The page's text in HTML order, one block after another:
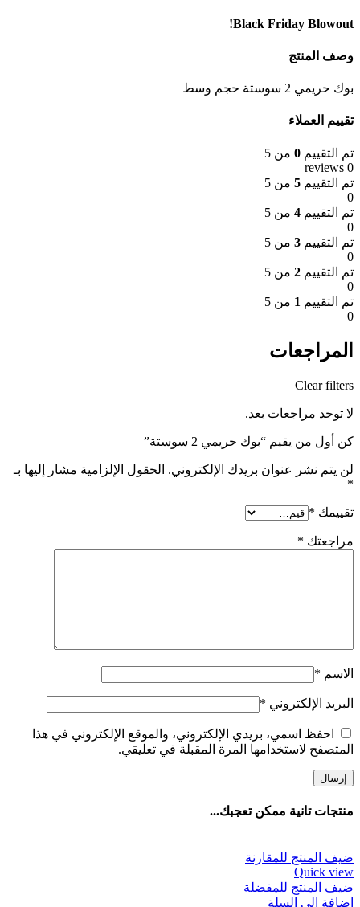
Black Friday Blowout!
وصف المنتج
بوك حريمي 2 سوستة حجم وسط
تقييم العملاء
تم التقييم 0 من 5
0 reviews
تم التقييم 5 من 5
0
تم التقييم 4 من 5
0
تم التقييم 3 من 5
0
تم التقييم 2 من 5
0
تم التقييم 1 من 5
0
المراجعات
Clear filters
لا توجد مراجعات بعد.
كن أول من يقيم “بوك حريمي 2 سوستة”
لن يتم نشر عنوان بريدك الإلكتروني. الحقول الإلزامية مشار إليها بـ
*
تقييمك *
مراجعتك *
الاسم *
البريد الإلكتروني *
احفظ اسمي، بريدي الإلكتروني، والموقع الإلكتروني في هذا
المتصفح لاستخدامها المرة المقبلة في تعليقي.
منتجات تانية ممكن تعجبك...
ضيف المنتج للمقارنة
Quick view
ضيف المنتج للمفضلة
إضافة إلى السلة